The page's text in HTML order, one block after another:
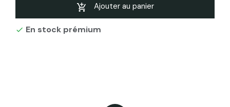
polyéthylène noir Type 200, 5x20m
Film d'étanchéité sous-dalle 4 x 25 m
Ajouter au panier
 En stock prémium